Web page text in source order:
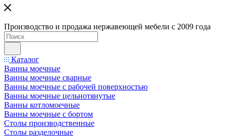
Производство и продажа нержавеющей мебели с 2009 года
Каталог
Ванны моечные
Ванны моечные сварные
Ванны моечные с рабочей поверхностью
Ванны моечные цельнотянутые
Ванны котломоечные
Ванны моечные с бортом
Столы производственные
Столы разделочные